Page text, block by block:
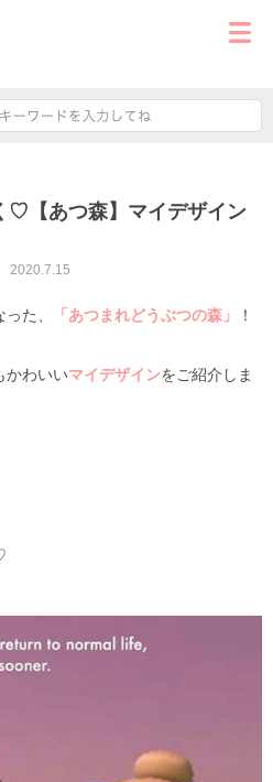
♡【あつ森】マイデザイン
2020.7.15
た、 「あつまれどうぶつの森」 ！
かわいいマイデザインをご紹介しま